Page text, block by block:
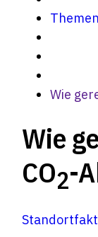
Themen
Wie
Wie
CO2-